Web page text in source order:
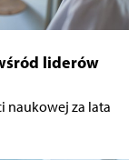
liderów
naukowej za lata